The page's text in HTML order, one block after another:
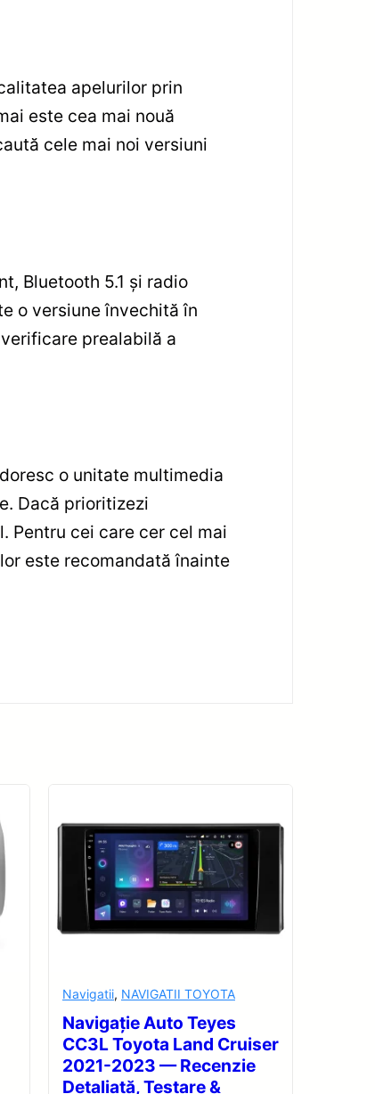
apelurilor prin
este cea mai nouă
cele mai noi versiuni
Bluetooth 5.1 şi radio
o versiune învechită în
prealabilă a
o unitate multimedia
Dacă prioritizezi
Pentru cei care cer cel mai
este recomandată înainte
Navigatii, NAVIGATII TOYOTA
Navigație Auto Teyes
CC3L Toyota Land Cruiser
2021-2023 — Recenzie
Detaliată, Testare &